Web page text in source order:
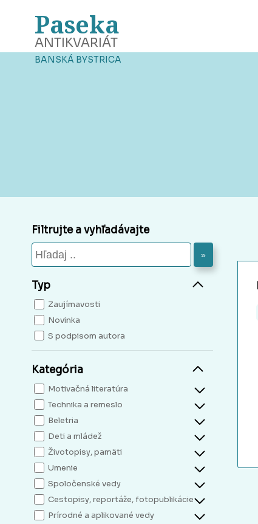
Paseka
ANTIKVARIÁT
BANSKÁ BYSTRICA
Filtrujte a vyhľadávajte
»
Typ
Zaujímavosti
Novinka
S podpisom autora
Kategória
Motivačná literatúra
Technika a remeslo
Beletria
Deti a mládež
Životopisy, pamäti
Umenie
Spoločenské vedy
Cestopisy, reportáže, fotopublikácie
Prírodné a aplikované vedy